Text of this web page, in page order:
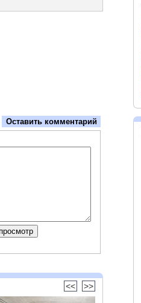
Оставить комментарий
<< >>